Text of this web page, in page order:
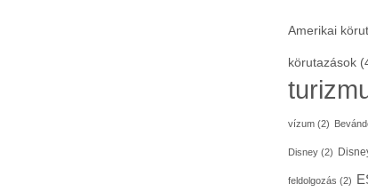
Amerikai
körutazások
vízum(2)
Disney(2)
feldolgozás (2)